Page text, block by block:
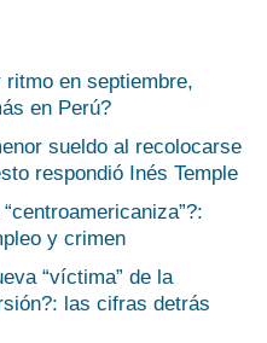
en septiembre,
en Perú?
sueldo al recolocarse
respondió Inés Temple
y crimen
“víctima” de la
las cifras detrás